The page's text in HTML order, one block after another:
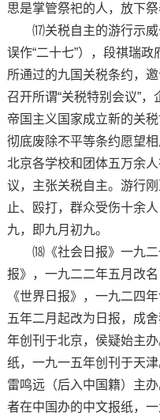
思是掌管祭祀的人，放下祭
⒄关税自主的游行示威
误作“二十七”），段祺瑞
所通过的九国关税条约，
召开所谓“关税特别会议”
帝国主义国家成立新的关
彻底废除不平等条约愿望
北京各学校和团体五万余
议，主张关税自主。游行
止、殴打，群众受伤十余
九，即九月初九。
⒅《社会日报》一九二
报》，一九二二年五月改
《世界日报》，一九二四
五年二月起改为日报，成
年创刊于北京，侯疑始主
纸，一九一五年创刊于天
雷鸣远（后入中国籍）主
者在中国办的中文报纸，